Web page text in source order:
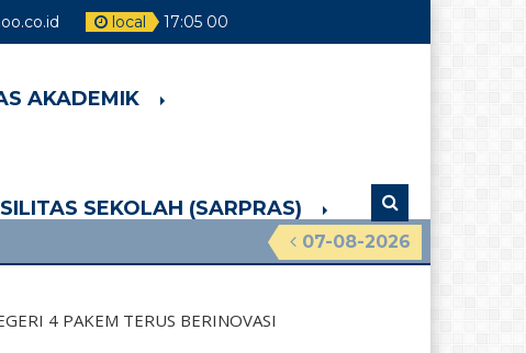
local 17:05 01
AKADEMIK
SEKOLAH (SARPRAS)
07-08-2026
4 PAKEM TERUS BERINOVASI